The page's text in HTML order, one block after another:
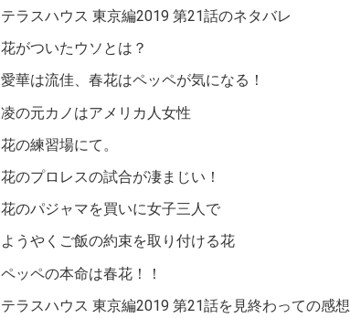
テラスハウス 東京編2019 第21話のネタバレ
花がついたウソとは？
愛華は流佳、春花はペッペが気になる！
凌の元カノはアメリカ人女性
花の練習場にて。
花のプロレスの試合が凄まじい！
花のパジャマを買いに女子三人で
ようやくご飯の約束を取り付ける花
ペッペの本命は春花！！
テラスハウス 東京編2019 第21話を見終わっての感想